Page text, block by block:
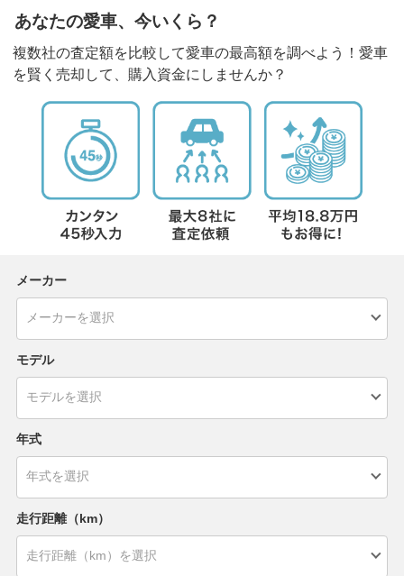
あなたの愛車、今いくら？
複数社の査定額を比較して愛車の最高額を調べよう！愛車
を賢く売却して、購入資金にしませんか？
メーカー
モデル
年式
走行距離（km）